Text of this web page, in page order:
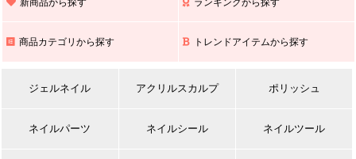
新商品から探す ランキングから探す
商品カテゴリから探す トレンドアイテムから探す
ジェルネイル アクリルスカルプ ポリッシュ
ネイルパーツ ネイルシール ネイルツール